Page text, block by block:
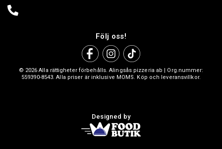
Följ oss!
© 2026 Alla rättigheter förbehålls. Alingsås pizzeria ab | Org.nummer:
559390-8543. Alla priser är inklusive MOMS. Köp och leveransvillkor.
Designed by